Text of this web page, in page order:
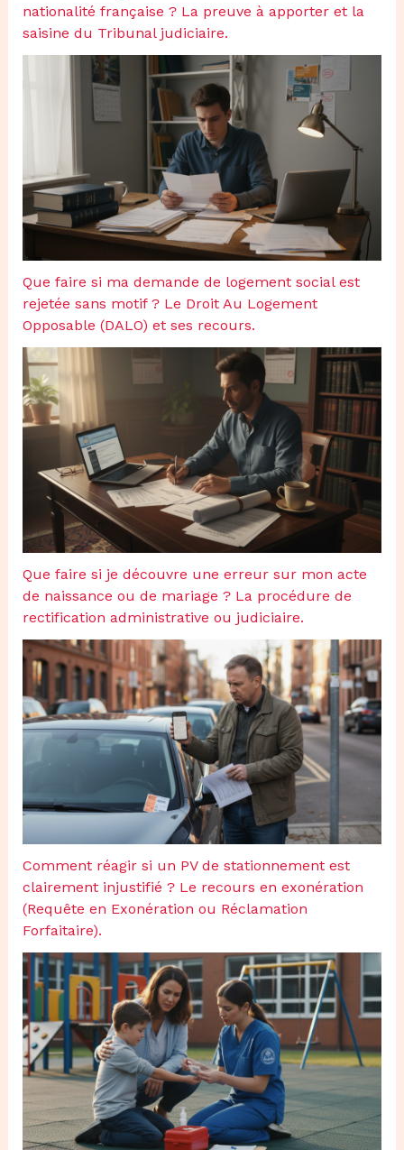
nationalité française ? La preuve à apporter et la
saisine du Tribunal judiciaire.
Que faire si ma demande de logement social est
rejetée sans motif ? Le Droit Au Logement
Opposable (DALO) et ses recours.
Que faire si je découvre une erreur sur mon acte
de naissance ou de mariage ? La procédure de
rectification administrative ou judiciaire.
Comment réagir si un PV de stationnement est
clairement injustifié ? Le recours en exonération
(Requête en Exonération ou Réclamation
Forfaitaire).